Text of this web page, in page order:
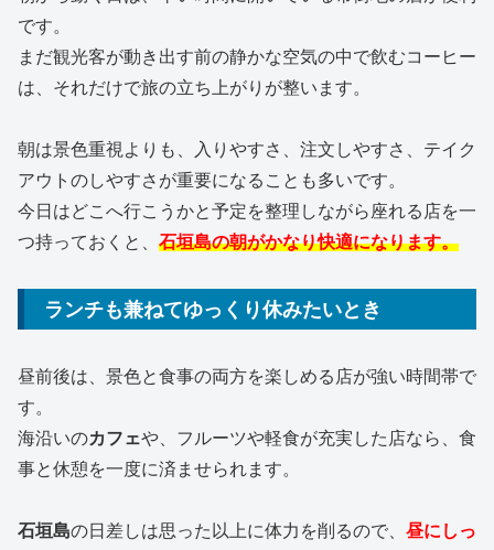
です。
まだ観光客が動き出す前の静かな空気の中で飲むコーヒー
は、それだけで旅の立ち上がりが整います。
朝は景色重視よりも、入りやすさ、注文しやすさ、テイク
アウトのしやすさが重要になることも多いです。
今日はどこへ行こうかと予定を整理しながら座れる店を一
つ持っておくと、 石垣島の朝がかなり快適になります。
ランチも兼ねてゆっくり休みたいとき
昼前後は、景色と食事の両方を楽しめる店が強い時間帯で
す。
海沿いのカフェや、フルーツや軽食が充実した店なら、食
事と休憩を一度に済ませられます。
石垣島の日差しは思った以上に体力を削るので、 昼にしっ